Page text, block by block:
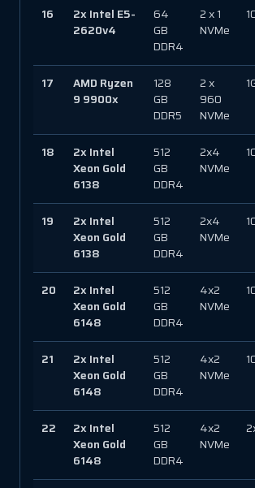
16
2x Intel E5-
2620v4
64
GB
DDR4
2 x 1
NVMe
17
AMD Ryzen
9 9900x
128
GB
DDR5
2 x
960
NVMe
18
2x Intel
Xeon Gold
6138
512
GB
DDR4
2x4
NVMe
19
2x Intel
Xeon Gold
6138
512
GB
DDR4
2x4
NVMe
20
2x Intel
Xeon Gold
6148
512
GB
DDR4
4x2
NVMe
21
2x Intel
Xeon Gold
6148
512
GB
DDR4
4x2
NVMe
22
2x Intel
Xeon Gold
6148
512
GB
DDR4
4x2
NVMe